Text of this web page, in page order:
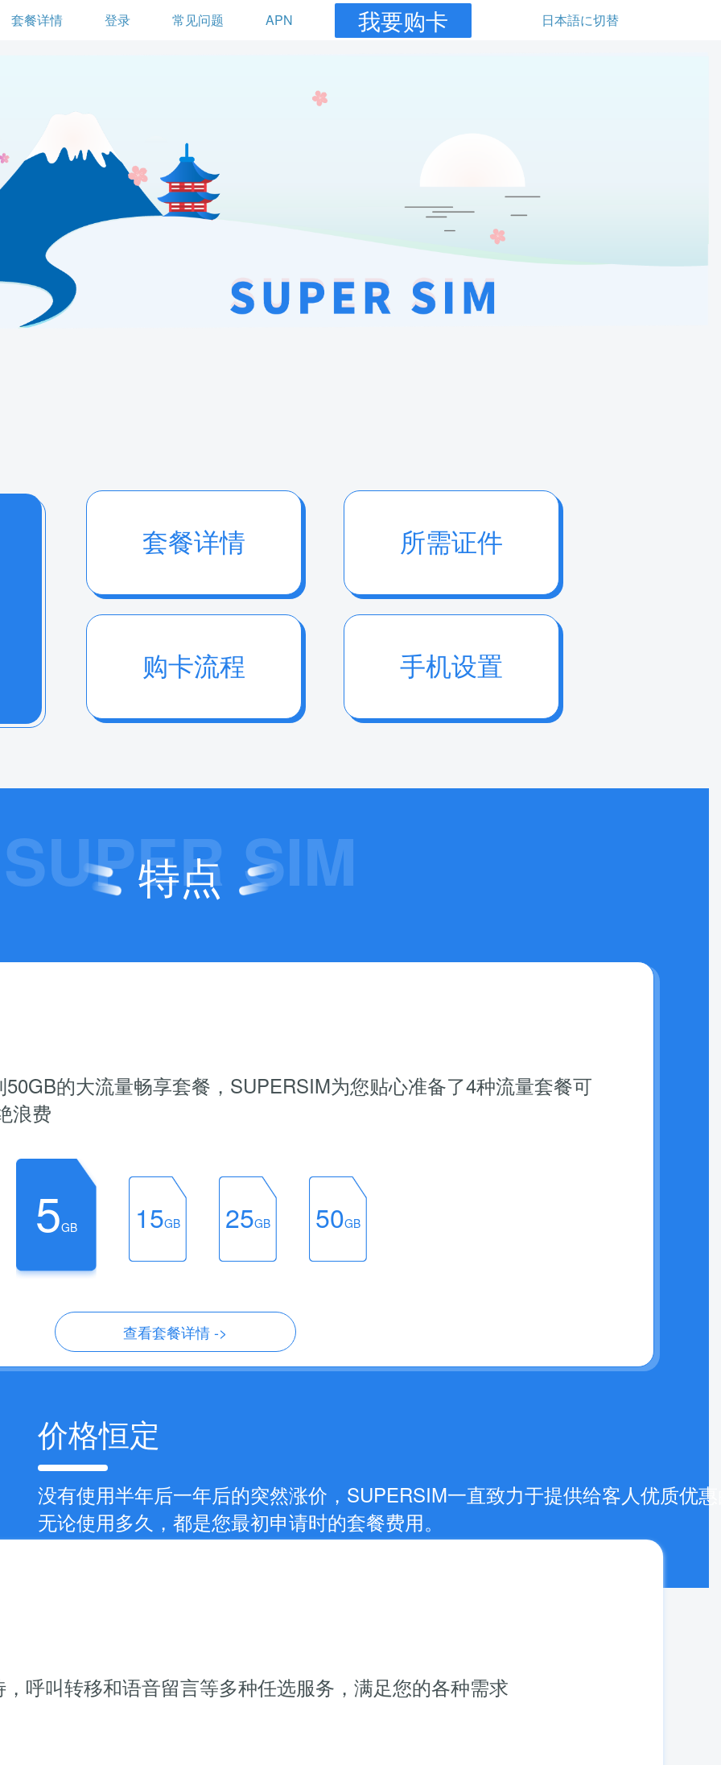
套餐详情 登录 常见问题 APN 我要购卡 日本語に切替
套餐详情 所需证件
购卡流程 手机设置
SUPER SIM
特点
的大流量畅享套餐，SUPERSIM为您贴心准备了4种流量套餐可
浪费
5GB 15GB 25GB 50GB
查看套餐详情 ->
价格恒定
没有使用半年后一年后的突然涨价，SUPERSIM一直致力于提供给客人优质优
无论使用多久，都是您最初申请时的套餐费用。
呼叫转移和语音留言等多种任选服务，满足您的各种需求